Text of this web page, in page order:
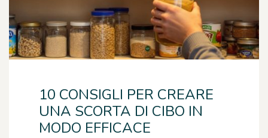
10 CONSIGLI PER CREARE
UNA SCORTA DI CIBO IN
MODO EFFICACE